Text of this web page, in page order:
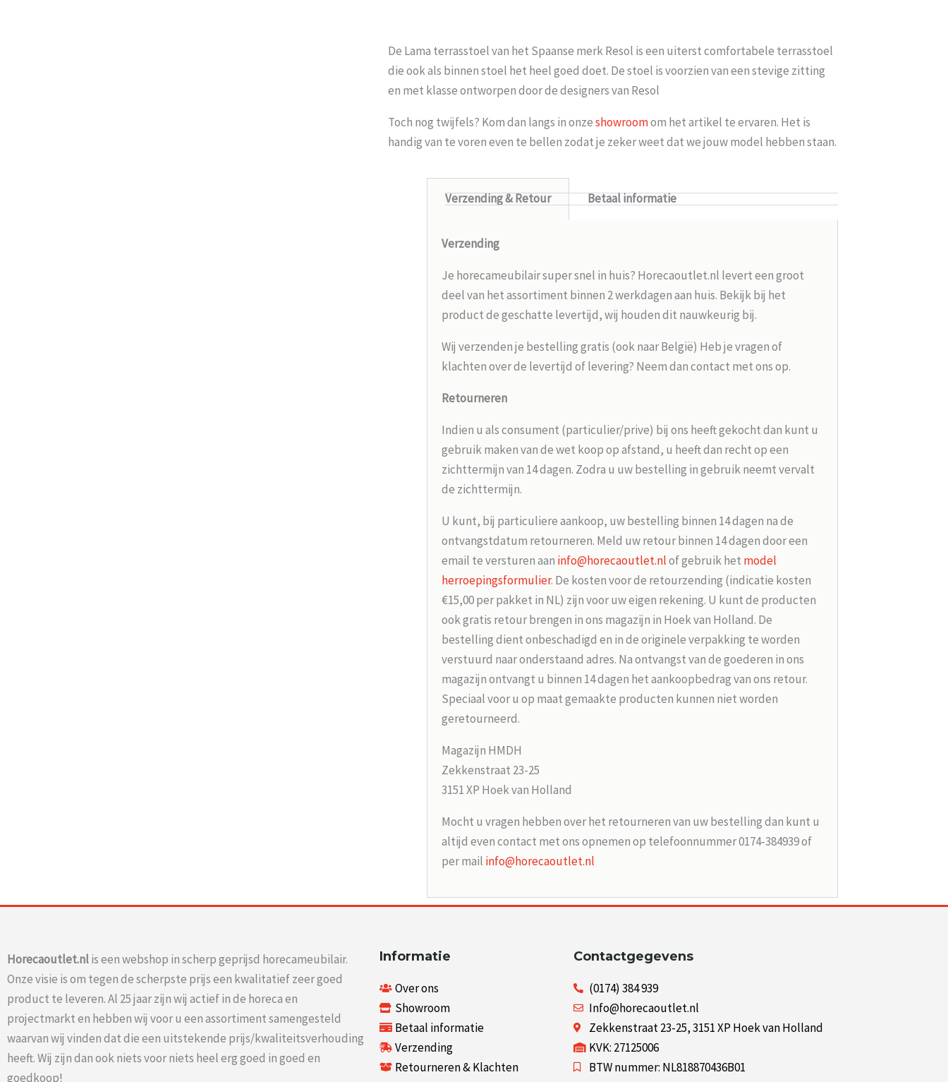
De Lama terrasstoel van het Spaanse merk Resol is een uiterst comfortabele terrasstoel
die ook als binnen stoel het heel goed doet. De stoel is voorzien van een stevige zitting
en met klasse ontworpen door de designers van Resol
Toch nog twijfels? Kom dan langs in onzeshowroomom het artikel te ervaren. Het is
handig van te voren even te bellen zodat je zeker weet dat we jouw model hebben staan.
Verzending & Retour Betaal informatie
Verzending
Je horecameubilair super snel in huis? Horecaoutlet.nl levert een groot
deel van het assortiment binnen 2 werkdagen aan huis. Bekijk bij het
product de geschatte levertijd, wij houden dit nauwkeurig bij.
Wij verzenden je bestelling gratis (ook naar België) Heb je vragen of
klachten over de levertijd of levering? Neem dan contact met ons op.
Retourneren
Indien u als consument (particulier/prive) bij ons heeft gekocht dan kunt u
gebruik maken van de wet koop op afstand, u heeft dan recht op een
zichttermijn van 14 dagen. Zodra u uw bestelling in gebruik neemt vervalt
de zichttermijn.
U kunt, bij particuliere aankoop, uw bestelling binnen 14 dagen na de
ontvangstdatum retourneren. Meld uw retour binnen 14 dagen door een
email te versturen aan info@horecaoutlet.nlof gebruik het model
herroepingsformulier. De kosten voor de retourzending (indicatie kosten
€15,00 per pakket in NL) zijn voor uw eigen rekening. U kunt de producten
ook gratis retour brengen in ons magazijn in Hoek van Holland. De
bestelling dient onbeschadigd en in de originele verpakking te worden
verstuurd naar onderstaand adres. Na ontvangst van de goederen in ons
magazijn ontvangt u binnen 14 dagen het aankoopbedrag van ons retour.
Speciaal voor u op maat gemaakte producten kunnen niet worden
geretourneerd.
Magazijn HMDH
Zekkenstraat 23-25
3151 XP Hoek van Holland
Mocht u vragen hebben over het retourneren van uw bestelling dan kunt u
altijd even contact met ons opnemen op telefoonnummer 0174-384939 of
per mail info@horecaoutlet.nl
Horecaoutlet.nlis een webshop in scherp geprijsd horecameubilair.
Onze visie is om tegen de scherpste prijs een kwalitatief zeer goed
product te leveren. Al 25 jaar zijn wij actief in de horeca en
projectmarkt en hebben wij voor u een assortiment samengesteld
waarvan wij vinden dat die een uitstekende prijs/kwaliteitsverhouding
heeft. Wij zijn dan ook niets voor niets heel erg goed in goed en
goedkoop!
Informatie
Over ons
Showroom
Betaal informatie
Verzending
Retourneren & Klachten
Contactgegevens
(0174) 384 939
Info@horecaoutlet.nl
Zekkenstraat 23-25, 3151 XP Hoek van Holland
KVK: 27125006
BTW nummer: NL818870436B01